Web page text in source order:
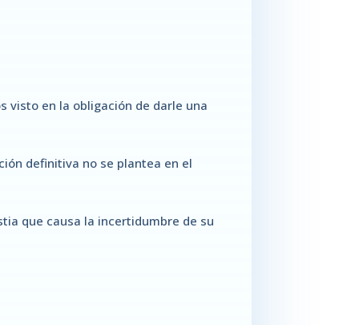
visto en la obligación de darle una
definitiva no se plantea en el
que causa la incertidumbre de su